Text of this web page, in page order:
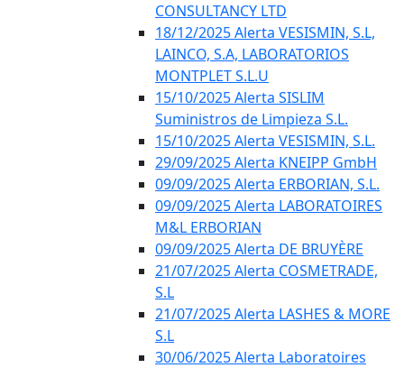
CONSULTANCY LTD
18/12/2025 Alerta VESISMIN, S.L,
LAINCO, S.A, LABORATORIOS
MONTPLET S.L.U
15/10/2025 Alerta SISLIM
Suministros de Limpieza S.L.
15/10/2025 Alerta VESISMIN, S.L.
29/09/2025 Alerta KNEIPP GmbH
09/09/2025 Alerta ERBORIAN, S.L.
09/09/2025 Alerta LABORATOIRES
M&L ERBORIAN
09/09/2025 Alerta DE BRUYÈRE
21/07/2025 Alerta COSMETRADE,
S.L
21/07/2025 Alerta LASHES & MORE
S.L
30/06/2025 Alerta Laboratoires